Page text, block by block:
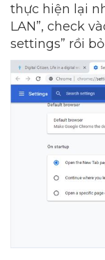
thực hiện lại
LAN”, check
settings” rồi bỏ